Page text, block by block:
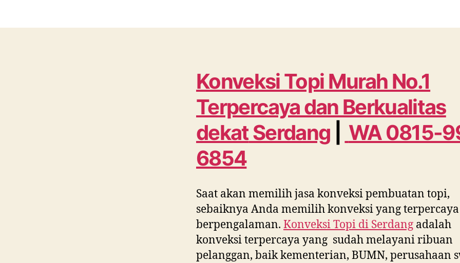
Konveksi Topi Murah No.1
Terpercaya dan Berkualitas
dekatSerdang
WA 0815-
6854
Saat akan memilih jasa konveksi pembuatan topi,
sebaiknya Anda memilih konveksi yang
berpengalaman. Konveksi Topi di Serdang adalah
konveksi terpercaya yang sudah melayani ribuan
pelanggan, baik kementerian, BUMN, perusahaan